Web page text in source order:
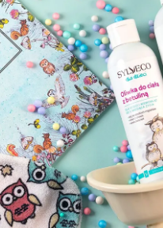
skóry niemowląt i
oraz miękką
i chronią skórę
pielęgnacyjnym, jak i
1x300ml
koszyka